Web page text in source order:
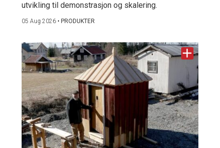
utvikling til demonstrasjon og skalering.
05 Aug 2026 • PRODUKTER